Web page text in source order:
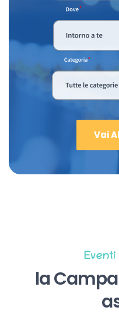
Vai
Eventi
la